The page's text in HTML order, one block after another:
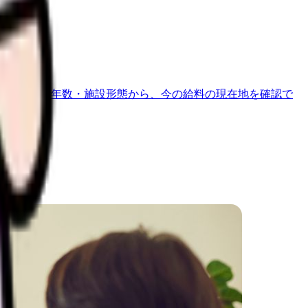
域・経験年数・施設形態から、今の給料の現在地を確認で